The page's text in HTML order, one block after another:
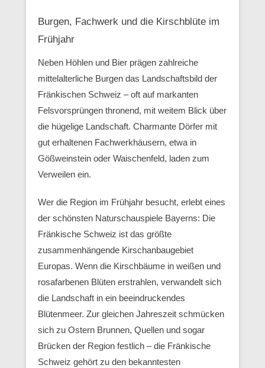
Burgen, Fachwerk und die Kirschblüte im
Frühjahr
Neben Höhlen und Bier prägen zahlreiche
mittelalterliche Burgen das Landschaftsbild der
Fränkischen Schweiz – oft auf markanten
Felsvorsprüngen thronend, mit weitem Blick über
die hügelige Landschaft. Charmante Dörfer mit
gut erhaltenen Fachwerkhäusern, etwa in
Gößweinstein oder Waischenfeld, laden zum
Verweilen ein.
Wer die Region im Frühjahr besucht, erlebt eines
der schönsten Naturschauspiele Bayerns: Die
Fränkische Schweiz ist das größte
zusammenhängende Kirschanbaugebiet
Europas. Wenn die Kirschbäume in weißen und
rosafarbenen Blüten erstrahlen, verwandelt sich
die Landschaft in ein beeindruckendes
Blütenmeer. Zur gleichen Jahreszeit schmücken
sich zu Ostern Brunnen, Quellen und sogar
Brücken der Region festlich – die Fränkische
Schweiz gehört zu den bekanntesten